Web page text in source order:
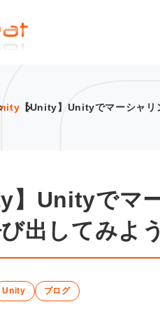
【Unity】Unityでマーシャリ
】Unityでマ
出してみよ
Unity ブログ